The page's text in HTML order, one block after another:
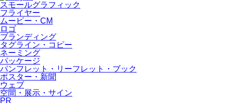
スモールグラフィック
フライヤー
ムービー・CM
ロゴ
ブランディング
タグライン・コピー
ネーミング
パッケージ
パンフレット・リーフレット・ブック
ポスター・新聞
ウェブ
空間・展示・サイン
PR